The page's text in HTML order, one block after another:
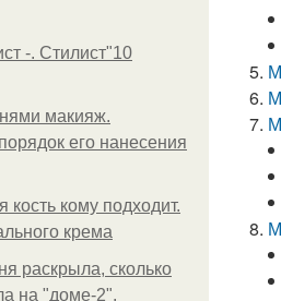
-. Стилист"10
макияж.
его нанесения
кость кому подходит.
крема
раскрыла, сколько
на "доме-2".